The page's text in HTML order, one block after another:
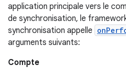
application principale vers le
de synchronisation, le
synchronisation appelle
arguments suivants:
Compte